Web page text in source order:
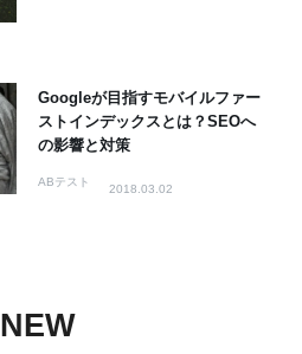
Googleが目指すモバイルファー
ストインデックスとは？SEOへ
の影響と対策
ABテスト
2018.03.02
NEW